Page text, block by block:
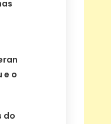
e o
do